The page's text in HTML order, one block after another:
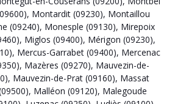
, Montardit (09230), Montaillou
(09240), Monesple (09130), Mirepoix
, Miglos (09400), Mérigon (09230),
, Mercus-Garrabet (09400), Mercenac
, Mazères (09270), Mauvezin-de-
, Mauvezin-de-Prat (09160), Massat
, Malléon (09120), Malegoude